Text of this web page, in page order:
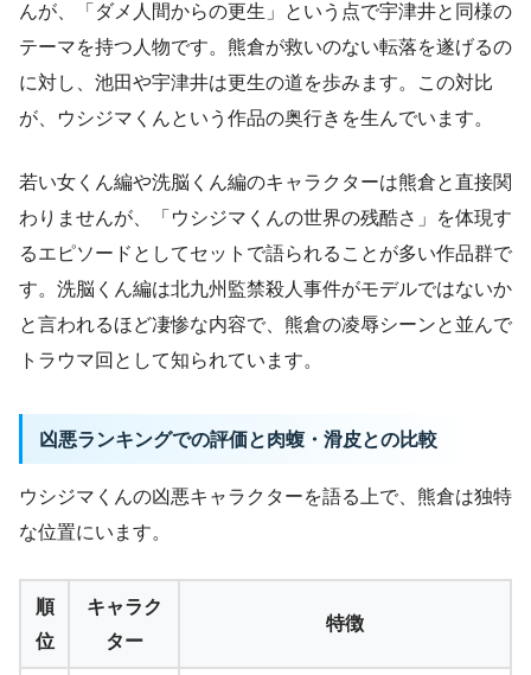
んが、「ダメ人間からの更生」という点で宇津井と同様の
テーマを持つ人物です。熊倉が救いのない転落を遂げるの
に対し、池田や宇津井は更生の道を歩みます。この対比
が、ウシジマくんという作品の奥行きを生んでいます。
若い女くん編や洗脳くん編のキャラクターは熊倉と直接関
わりませんが、「ウシジマくんの世界の残酷さ」を体現す
るエピソードとしてセットで語られることが多い作品群で
す。洗脳くん編は北九州監禁殺人事件がモデルではないか
と言われるほど凄惨な内容で、熊倉の凌辱シーンと並んで
トラウマ回として知られています。
凶悪ランキングでの評価と肉蝮・滑皮との比較
ウシジマくんの凶悪キャラクターを語る上で、熊倉は独特
な位置にいます。
順
位
キャラク
ター
特徴